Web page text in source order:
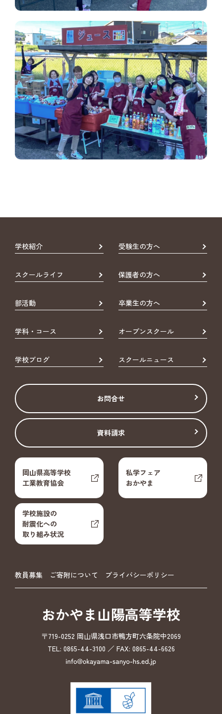
学校紹介 受験生の方へ
スクールライフ 保護者の方へ
部活動 卒業生の方へ
学科・コース オープンスクール
学校ブログ スクールニュース
お問合せ
資料請求
岡山県高等学校
工業教育協会
私学フェア
おかやま
学校施設の
耐震化への
取り組み状況
教員募集 ご寄附について プライバシーポリシー
おかやま山陽高等学校
〒719-0252 岡山県浅口市鴨方町六条院中2069
TEL: 0865-44-3100 ／ FAX: 0865-44-6626